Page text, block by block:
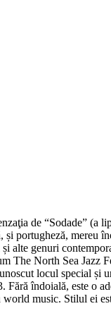
de “Sodade” (a
portugheză, mereu
genuri
North Sea Jazz
locul special
îndoială, este o
music. Stilul ei